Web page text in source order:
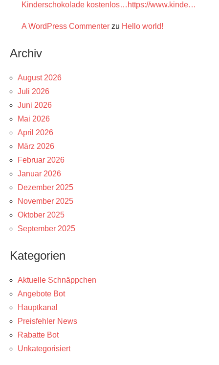
Kinderschokolade kostenlos…https://www.kinde…
A WordPress Commenter zu Hello world!
Archiv
August 2026
Juli 2026
Juni 2026
Mai 2026
April 2026
März 2026
Februar 2026
Januar 2026
Dezember 2025
November 2025
Oktober 2025
September 2025
Kategorien
Aktuelle Schnäppchen
Angebote Bot
Hauptkanal
Preisfehler News
Rabatte Bot
Unkategorisiert